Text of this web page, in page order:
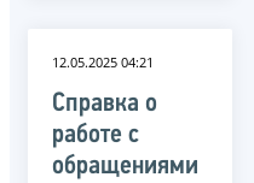
12.05.2025 04:21
Справка о
работе с
обращениями